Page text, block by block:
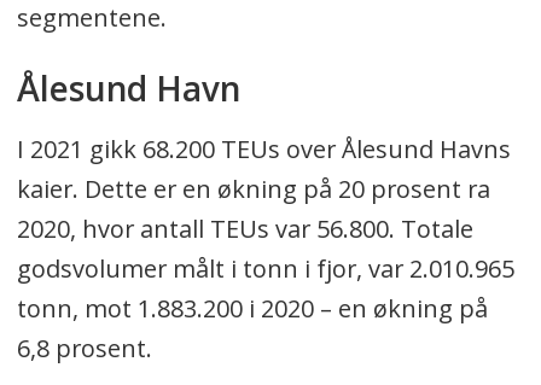
segmentene.
Ålesund Havn
I 2021 gikk 68.200 TEUs over Ålesund Havns
kaier. Dette er en økning på 20 prosent ra
2020, hvor antall TEUs var 56.800. Totale
godsvolumer målt i tonn i fjor, var 2.010.965
tonn, mot 1.883.200 i 2020 – en økning på
6,8 prosent.